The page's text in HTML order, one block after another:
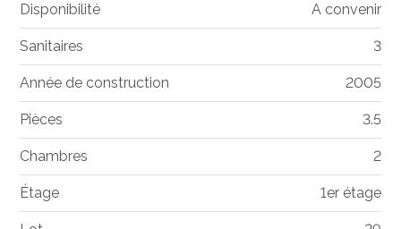
Disponibilité A convenir
Sanitaires 3
Année de construction 2005
Pièces 3.5
Chambres 2
Étage 1er étage